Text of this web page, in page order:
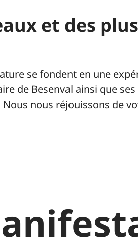
et des
se fondent en une
de Besenval ainsi que
nous réjouissons de